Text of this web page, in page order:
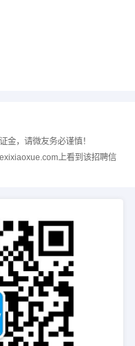
金，请微友务必谨慎！
上看到该招聘信